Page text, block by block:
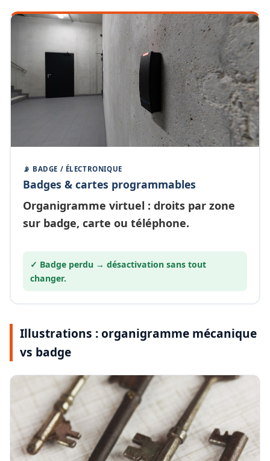
📡 BADGE / ÉLECTRONIQUE
Badges & cartes programmables
Organigramme virtuel : droits par zone
sur badge, carte ou téléphone.
✓ Badge perdu → désactivation sans tout
changer.
Illustrations : organigramme mécanique
vs badge